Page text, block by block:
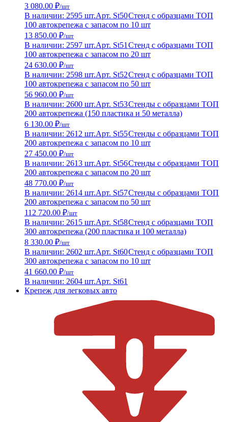
3 080.00 ₽/шт
В наличии: 2595 шт.Арт. St50Стенд с образцами ТОП
100 автокрепежа с запасом по 10 шт
13 850.00 ₽/шт
В наличии: 2597 шт.Арт. St51 Стенд с образцами ТОП
100 автокрепежа с запасом по 20 шт
24 630.00 ₽/шт
В наличии: 2598 шт.Арт. St52Стенд с образцами ТОП
100 автокрепежа с запасом по 50 шт
56 960.00 ₽/шт
В наличии: 2600 шт.Арт. St53Стенды с образцами ТОП
200 автокрепежа (150 пластика и 50 металла)
6 130.00 ₽/шт
В наличии: 2612 шт.Арт. St55Стенды с образцами ТОП
200 автокрепежа с запасом по 10 шт
27 450.00 ₽/шт
В наличии: 2613 шт.Арт. St56Стенды с образцами ТОП
200 автокрепежа с запасом по 20 шт
48 770.00 ₽/шт
В наличии: 2614 шт.Арт. St57Стенды с образцами ТОП
200 автокрепежа с запасом по 50 шт
112 720.00 ₽/шт
В наличии: 2615 шт.Арт. St58Стенд с образцами ТОП
300 автокрепежа (200 пластика и 100 металла)
8 330.00 ₽/шт
В наличии: 2602 шт.Арт. St60Стенд с образцами ТОП
300 автокрепежа с запасом по 10 шт
41 660.00 ₽/шт
В наличии: 2604 шт.Арт. St61
Крепеж для легковых авто